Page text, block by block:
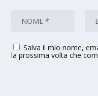
Salva il mio nome,
la prossima volta che